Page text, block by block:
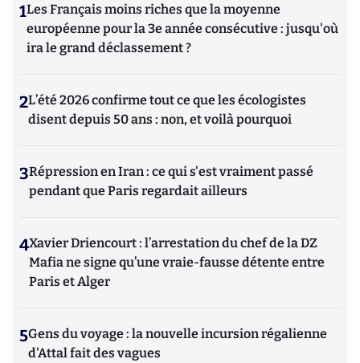
1Les Français moins riches que la moyenne
européenne pour la 3e année consécutive : jusqu'où
ira le grand déclassement ?
2L’été 2026 confirme tout ce que les écologistes
disent depuis 50 ans : non, et voilà pourquoi
3Répression en Iran : ce qui s'est vraiment passé
pendant que Paris regardait ailleurs
4Xavier Driencourt : l’arrestation du chef de la DZ
Mafia ne signe qu’une vraie-fausse détente entre
Paris et Alger
5Gens du voyage : la nouvelle incursion régalienne
d'Attal fait des vagues